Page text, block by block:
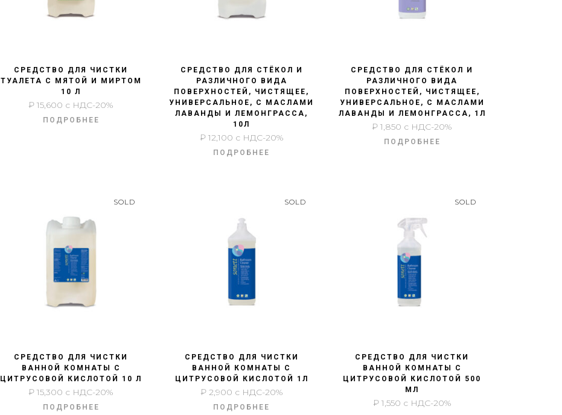
СРЕДСТВО ДЛЯ ЧИСТКИ
ТУАЛЕТА С МЯТОЙ И МИРТОМ
10 Л
₽ 15,600 с НДС-20%
ПОДРОБНЕЕ
СРЕДСТВО ДЛЯ СТЁКОЛ И
РАЗЛИЧНОГО ВИДА
ПОВЕРХНОСТЕЙ, ЧИСТЯЩЕЕ,
УНИВЕРСАЛЬНОЕ, С МАСЛАМИ
ЛАВАНДЫ И ЛЕМОНГРАССА,
10Л
₽12,100 с НДС-20%
ПОДРОБНЕЕ
СРЕДСТВО ДЛЯ СТЁКОЛ И
РАЗЛИЧНОГО ВИДА
ПОВЕРХНОСТЕЙ, ЧИСТЯЩЕЕ,
УНИВЕРСАЛЬНОЕ, С МАСЛАМИ
ЛАВАНДЫ И ЛЕМОНГРАССА, 1Л
₽ 1,850 с НДС-20%
ПОДРОБНЕЕ
SOLD
СРЕДСТВО ДЛЯ ЧИСТКИ
ВАННОЙ КОМНАТЫ С
ЦИТРУСОВОЙ КИСЛОТОЙ 10 Л
₽ 15,300 с НДС-20%
ПОДРОБНЕЕ
SOLD
СРЕДСТВО ДЛЯ ЧИСТКИ
ВАННОЙ КОМНАТЫ С
ЦИТРУСОВОЙ КИСЛОТОЙ 1Л
₽2,900 с НДС-20%
ПОДРОБНЕЕ
SOLD
СРЕДСТВО ДЛЯ ЧИСТКИ
ВАННОЙ КОМНАТЫ С
ЦИТРУСОВОЙ КИСЛОТОЙ 500
МЛ
₽1,550 с НДС-20%